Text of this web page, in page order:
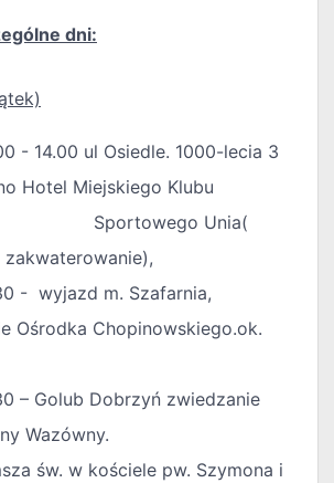
dni:
- 14.00 ul Osiedle. 1000-lecia 3
Hotel Miejskiego Klubu
Unia(
- wyjazd m. Szafarnia,
Ośrodka Chopinowskiego.ok.
– Golub Dobrzyń zwiedzanie
Wazówny.
św. w kościele pw. Szymona i